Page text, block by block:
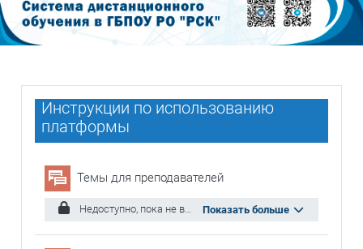
Инструкции по использованию
платформы
Темы для преподавателей
Показать больше
Недоступно, пока не выполнено одно из условий: Вы принадлежите к группе